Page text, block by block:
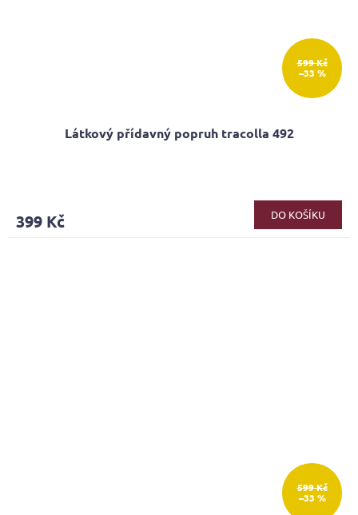
599 Kč
–33 %
Látkový přídavný popruh tracolla 492
399 Kč DO KOŠÍKU
599 Kč
–33 %